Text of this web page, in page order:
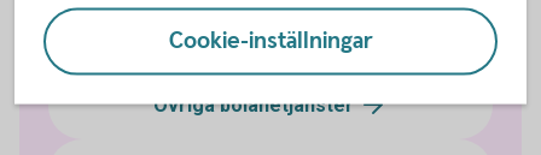
Flytta ditt bolån till oss
Övriga bolånetjänster
Cookie-inställningar